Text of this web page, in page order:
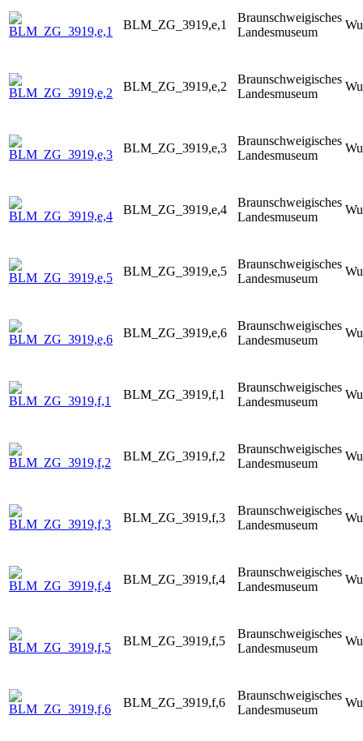
BLM_ZG_3919,e,1
Braunschweigisches
Landesmuseum
BLM_ZG_3919,e,2
Braunschweigisches
Landesmuseum
BLM_ZG_3919,e,3
Braunschweigisches
Landesmuseum
BLM_ZG_3919,e,4
Braunschweigisches
Landesmuseum
BLM_ZG_3919,e,5
Braunschweigisches
Landesmuseum
BLM_ZG_3919,e,6
Braunschweigisches
Landesmuseum
BLM_ZG_3919,f,1
Braunschweigisches
Landesmuseum
BLM_ZG_3919,f,2
Braunschweigisches
Landesmuseum
BLM_ZG_3919,f,3
Braunschweigisches
Landesmuseum
BLM_ZG_3919,f,4
Braunschweigisches
Landesmuseum
BLM_ZG_3919,f,5
Braunschweigisches
Landesmuseum
BLM_ZG_3919,f,6
Braunschweigisches
Landesmuseum